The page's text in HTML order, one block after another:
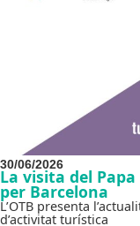
30/06/2026
La visita del
per Barcelona
L’OTB presenta
d’activitat turística